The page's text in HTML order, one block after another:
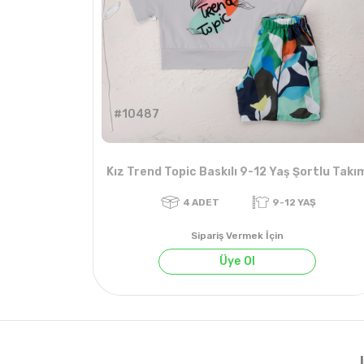
#10487
Kız Trend Topic Baskılı 9-12 Yaş Şortlu
Sipariş Vermek İçin
Üye Ol